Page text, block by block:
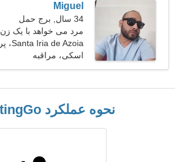
Miguel
34 سال, برج حمل
مرد می خواهد با یک زن
ملاقات کند 25-31
Santa Iria de Azoia، پرتغال
اسکی، مراقبه
نحوه عملکرد PrtDatingGo